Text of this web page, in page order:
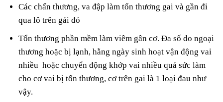
Các chấn thương, va đập làm tổn thương gai và gần đi
qua lô trên gái đó
Tổn thương phần mềm làm viêm gân cơ. Đa số do ngoại
thương hoặc bị lạnh, hằng ngày sinh hoạt vận động vai
nhiều hoặc chuyển động khớp vai nhiều quá sức làm
cho cơ vai bị tổn thương, cơ trên gai là 1 loại đau như
vậy.